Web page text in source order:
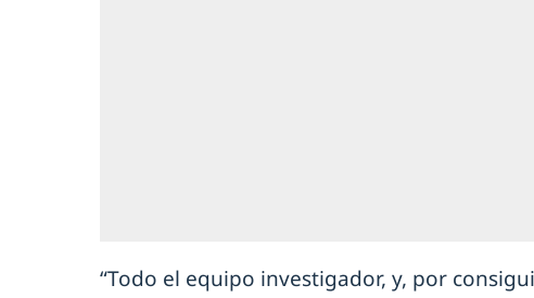
“Todo el equipo investigador, y, por